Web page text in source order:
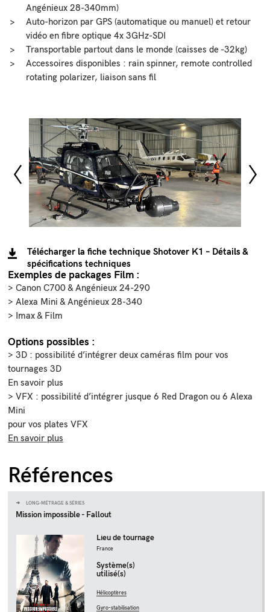
Angénieux 28-340mm)
Auto-horizon par GPS (automatique ou manuel) et retour
vidéo en fibre optique 4x 3GHz-SDI
Transportable partout dans le monde (caisses de -32kg)
Accessoires disponibles : rain spinner, remote controlled
rotating polarizer, liaison sans fil
Télécharger la fiche technique Shotover K1 – Détails &
spécifications techniques
Exemples de packages Film :
> Canon C700 & Angénieux 24-290
> Alexa Mini & Angénieux 28-340
> Imax & Film
Options possibles :
> 3D : possibilité d’intégrer deux caméras film pour vos
tournages 3D
En savoir plus
> VFX : possibilité d’intégrer jusque 6 Red Dragon ou 6 Alexa
Mini
pour vos plates VFX
En savoir plus
Références
LONG-MÉTRAGE & SÉRIES
Mission impossible - Fallout
Lieu de tournage
France
Système(s)
utilisé(s)
Hélicoptères
Gyro-stabilisation
anglais
J'ai
lu
accepté
la
politique